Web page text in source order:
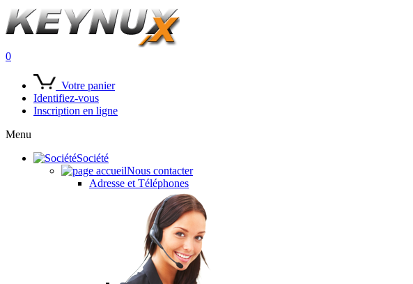
0
Votre panier
Identifiez-vous
Inscription en ligne
Menu
Société
Nous contacter
Adresse et Téléphones